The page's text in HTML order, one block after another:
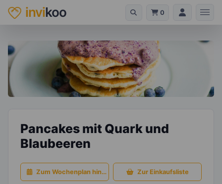
invikoo 0
Pancakes mit Quark und
Blaubeeren
Zum Wochenplan hinzufügen Zur Einkaufsliste